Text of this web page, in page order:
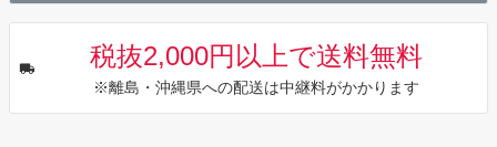
税抜2,000円以上で送料無料
※離島・沖縄県への配送は中継料がかかります